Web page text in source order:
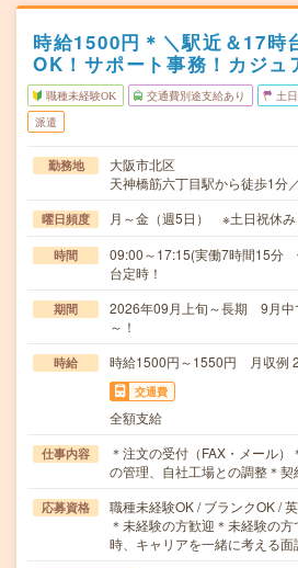
時給1500円＊＼駅近＆17時
OK！サポート事務！カジュ
職種未経験OK 交通費別途支給あり 土
派遣
勤務地
大阪市北区
天神橋筋六丁目駅から徒歩1分
曜日頻度 月～金（週5日） ※土日祝休み
時間
09:00～17:15(実働7時間15分
台定時！
期間
2026年09月上旬～長期 9月
～！
時給 時給1500円～1550円 月収例
交通費
全額支給
仕事内容
＊注文の受付（FAX・メール
の管理、自社工場との調整＊
応募資格
職種未経験OK / ブランクOK /
＊未経験の方歓迎＊未経験の
時、キャリアを一緒に考える